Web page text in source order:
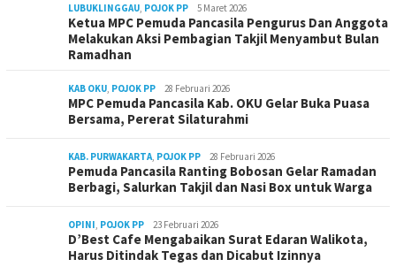
LUBUKLINGGAU, POJOK PP 5 Maret 2026
Ketua MPC Pemuda Pancasila Pengurus Dan Anggota
Melakukan Aksi Pembagian Takjil Menyambut Bulan
Ramadhan
KAB OKU, POJOK PP 28 Februari 2026
MPC Pemuda Pancasila Kab. OKU Gelar Buka Puasa
Bersama, Pererat Silaturahmi
KAB. PURWAKARTA, POJOK PP 28 Februari 2026
Pemuda Pancasila Ranting Bobosan Gelar Ramadan
Berbagi, Salurkan Takjil dan Nasi Box untuk Warga
OPINI, POJOK PP 23 Februari 2026
D’Best Cafe Mengabaikan Surat Edaran Walikota,
Harus Ditindak Tegas dan Dicabut Izinnya